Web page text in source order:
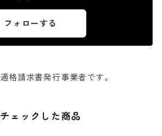
フォローする
格請求書発行事業者です。
ェックした商品